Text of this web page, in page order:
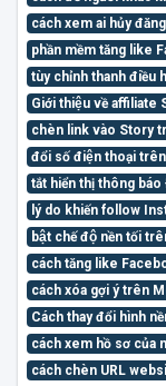
cách xem ai hủy
phần mềm tăng like
tùy chỉnh thanh điều
Giới thiệu về affiliate
chèn link vào Story
đổi số điện thoại
tắt hiển thị thông
lý do khiến follow
bật chế độ nền tối
cách tăng like
cách xóa gợi ý trên
Cách thay đổi hình
cách xem hồ sơ của
cách chèn URL